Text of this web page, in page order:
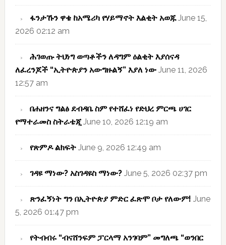
ፋንታኹን ዋቄ ከአሜሪካ የሃይማኖት እልቂት አወጁ June 15,
2026 02:12 am
ሕገወጡ ትህነግ ወጣቶችን ለዳግም ዕልቂት እያሰናዳ
ለፈረንጆች “ኢትዮጵያን አውግዙልኝ” እያለ ነው June 11, 2026
12:57 am
በሐዘንና ግልፅ ደብዳቤ ስም የተሸፈነ የድህረ ምርጫ ሀገር
የማተራመስ ስትራቴጂ June 10, 2026 12:19 am
የጽምዶ ልክፍት June 9, 2026 12:49 am
ገዳዩ ማነው? አስገዳዩስ ማነው? June 5, 2026 02:37 pm
ጽንፈኝነት ግን በኢትዮጵያ ምድር ፈጽሞ ቦታ የለውም! June
5, 2026 01:47 pm
የትብብሩ “ብናሸንፍም ፓርላማ አንገባም” መግለጫ “ወንበር